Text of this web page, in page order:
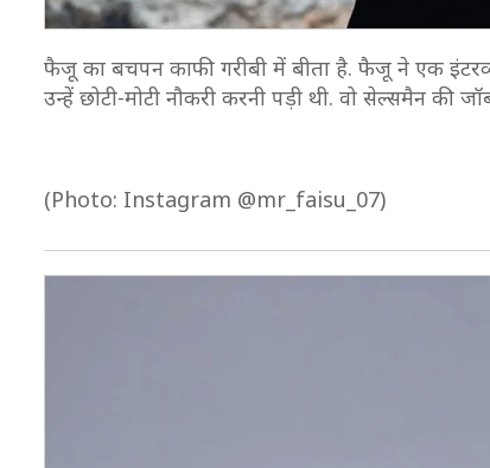
फैजू का बचपन काफी गरीबी में बीता है. फैजू ने एक
उन्हें छोटी-मोटी नौकरी करनी पड़ी थी. वो सेल्समैन की
(Photo: Instagram @mr_faisu_07)